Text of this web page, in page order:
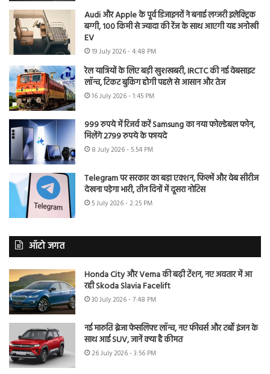
Audi और Apple के पूर्व डिजाइनरों ने बनाई लग्जरी इलेक्ट्रिक
बग्गी, 100 किमी से ज्यादा की रेंज के साथ आएगी यह अनोखी
EV
19 July 2026 - 4:48 PM
रेल यात्रियों के लिए बड़ी खुशखबरी, IRCTC की नई वेबसाइट
लॉन्च, टिकट बुकिंग होगी पहले से आसान और तेज
16 July 2026 - 1:45 PM
999 रुपये में रिजर्व करें Samsung का नया फोल्डेबल फोन,
मिलेंगे 2799 रुपये के फायदे
8 July 2026 - 5:54 PM
Telegram पर सरकार का बड़ा एक्शन, फिल्में और वेब सीरीज
देखना पड़ेगा भारी, तीन दिनों में दूसरा नोटिस
5 July 2026 - 2:25 PM
ऑटो जगत
Honda City और Verna की बढ़ी टेंशन, नए अवतार में आ
रही Skoda Slavia Facelift
30 July 2026 - 7:48 PM
नई मारुति ब्रेजा फेसलिफ्ट लॉन्च, नए फीचर्स और टर्बो इंजन के
साथ आई SUV, जानें क्या है कीमत
26 July 2026 - 3:56 PM